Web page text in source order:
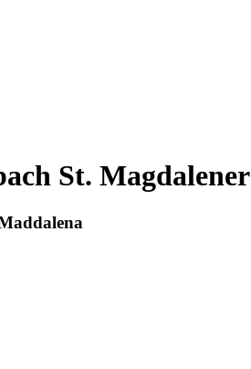
St. Magdalener